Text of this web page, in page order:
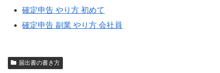
確定申告 やり方 初めて
確定申告 副業 やり方 会社員
届出書の書き方